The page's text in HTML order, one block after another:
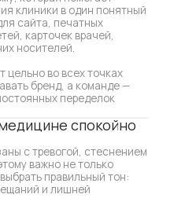
тревогой, стеснением
важно не только
правильный тон:
и лишней
чтобы услуги,
были объяснены
структура
должны
и понятнее.
задать вопрос,
что клиника